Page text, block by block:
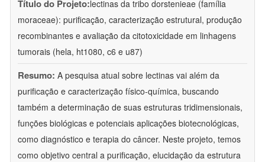
Título do Projeto:lectinas da tribo dorstenieae (família
moraceae): purificação, caracterização estrutural, produção
recombinantes e avaliação da citotoxicidade em linhagens
tumorais (hela, ht1080, c6 e u87)
Resumo: A pesquisa atual sobre lectinas vai além da
purificação e caracterização físico-química, buscando
também a determinação de suas estruturas tridimensionais,
funções biológicas e potenciais aplicações biotecnológicas,
como diagnóstico e terapia do câncer. Neste projeto, temos
como objetivo central a purificação, elucidação da estrutura